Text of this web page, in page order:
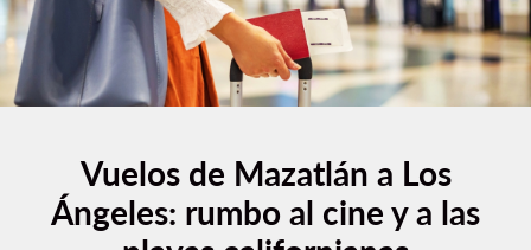
Vuelos de Mazatlán a Los
Ángeles: rumbo al cine y a las